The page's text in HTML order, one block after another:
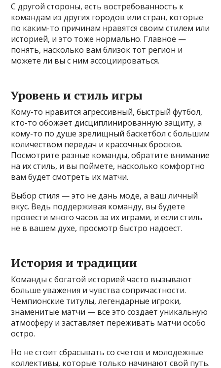
С другой стороны, есть востребованность к
командам из других городов или стран, которые
по каким-то причинам нравятся своим стилем или
историей, и это тоже нормально. Главное —
понять, насколько вам близок тот регион и
можете ли вы с ним ассоциироваться.
Уровень и стиль игры
Кому-то нравится агрессивный, быстрый футбол,
кто-то обожает дисциплинированную защиту, а
кому-то по душе зрелищный баскетбол с большим
количеством передач и красочных бросков.
Посмотрите разные команды, обратите внимание
на их стиль, и вы поймете, насколько комфортно
вам будет смотреть их матчи.
Выбор стиля — это не дань моде, а ваш личный
вкус. Ведь поддерживая команду, вы будете
провести много часов за их играми, и если стиль
не в вашем духе, просмотр быстро надоест.
История и традиции
Команды с богатой историей часто вызывают
больше уважения и чувства сопричастности.
Чемпионские титулы, легендарные игроки,
знаменитые матчи — все это создает уникальную
атмосферу и заставляет переживать матчи особо
остро.
Но не стоит сбрасывать со счетов и молодежные
коллективы, которые только начинают свой путь.